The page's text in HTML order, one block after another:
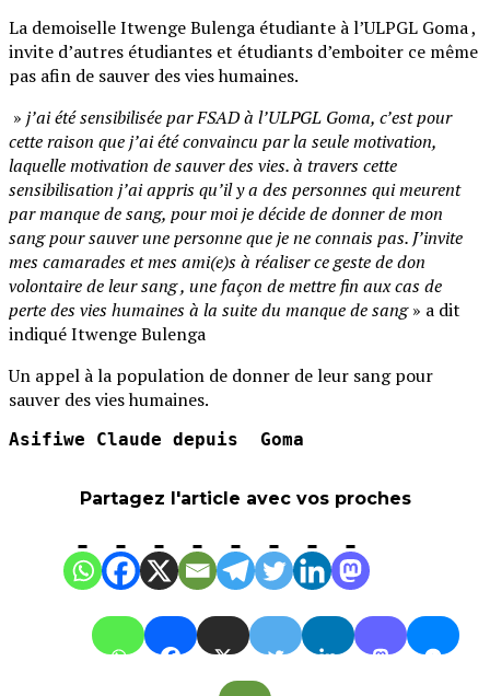
La demoiselle Itwenge Bulenga étudiante à l’ULPGL Goma ,
invite d’autres étudiantes et étudiants d’emboiter ce même
pas afin de sauver des vies humaines.
» j’ai été sensibilisée par FSAD à l’ULPGL Goma, c’est pour
cette raison que j’ai été convaincu par la seule motivation,
laquelle motivation de sauver des vies. à travers cette
sensibilisation j’ai appris qu’il y a des personnes qui meurent
par manque de sang, pour moi je décide de donner de mon
sang pour sauver une personne que je ne connais pas. J’invite
mes camarades et mes ami(e)s à réaliser ce geste de don
volontaire de leur sang , une façon de mettre fin aux cas de
perte des vies humaines à la suite du manque de sang» a dit
indiqué Itwenge Bulenga
Un appel à la population de donner de leur sang pour
sauver des vies humaines.
Asifiwe Claude depuis  Goma
Partagez l'article avec vos proches